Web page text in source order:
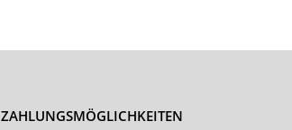
ZAHLUNGSMÖGLICHKEITEN